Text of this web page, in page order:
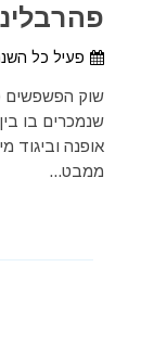
פעיל כל
שוק הפשפשים
שנמכרים בו
אופנה וביגוד
ממבט...